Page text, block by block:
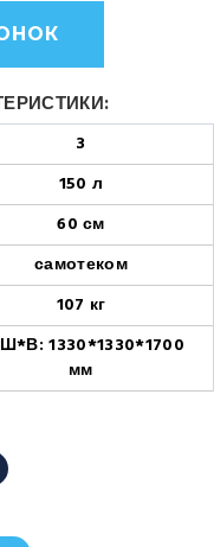
3
150 л
60 см
самотеком
107 кг
1330*1330*1700
мм